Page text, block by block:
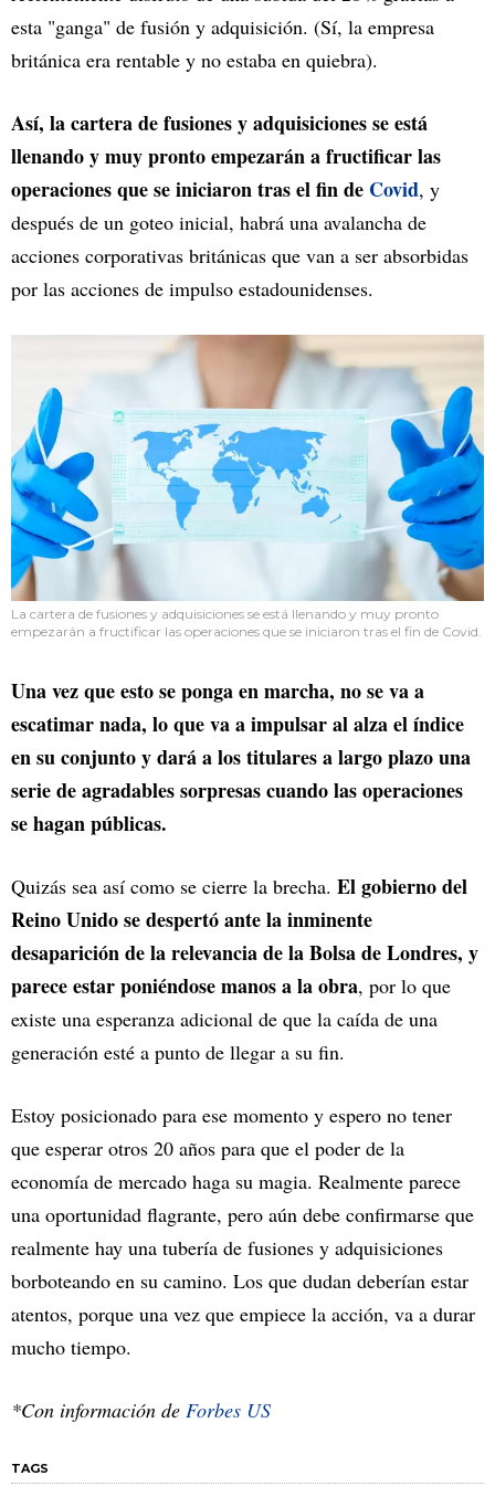
esta "ganga" de fusión y adquisición. (Sí, la empresa
británica era rentable y no estaba en quiebra).
Así, la cartera de fusiones y adquisiciones se está
llenando y muy pronto empezarán a fructificar las
operaciones que se iniciaron tras el fin de Covid, y
después de un goteo inicial, habrá una avalancha de
acciones corporativas británicas que van a ser absorbidas
por las acciones de impulso estadounidenses.
La cartera de fusiones y adquisiciones se está llenando y muy pronto
empezarán a fructificar las operaciones que se iniciaron tras el fin de Covid.
Una vez que esto se ponga en marcha, no se va a
escatimar nada, lo que va a impulsar al alza el índice
en su conjunto y dará a los titulares a largo plazo una
serie de agradables sorpresas cuando las operaciones
se hagan públicas.
Quizás sea así como se cierre la brecha. El gobierno del
Reino Unido se despertó ante la inminente
desaparición de la relevancia de la Bolsa de Londres, y
parece estar poniéndose manos a la obra, por lo que
existe una esperanza adicional de que la caída de una
generación esté a punto de llegar a su fin.
Estoy posicionado para ese momento y espero no tener
que esperar otros 20 años para que el poder de la
economía de mercado haga su magia. Realmente parece
una oportunidad flagrante, pero aún debe confirmarse que
realmente hay una tubería de fusiones y adquisiciones
borboteando en su camino. Los que dudan deberían estar
atentos, porque una vez que empiece la acción, va a durar
mucho tiempo.
*Con información de Forbes US
TAGS